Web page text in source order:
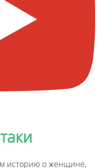
историю о женщине,